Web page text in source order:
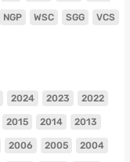
NGP WSC SGG VCS
2024 2023 2022
2015 2014 2013
2006 2005 2004